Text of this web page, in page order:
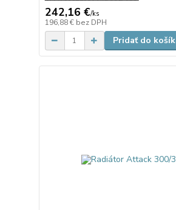
242,16 €/ks
196,88 € bez DPH
Pridať do